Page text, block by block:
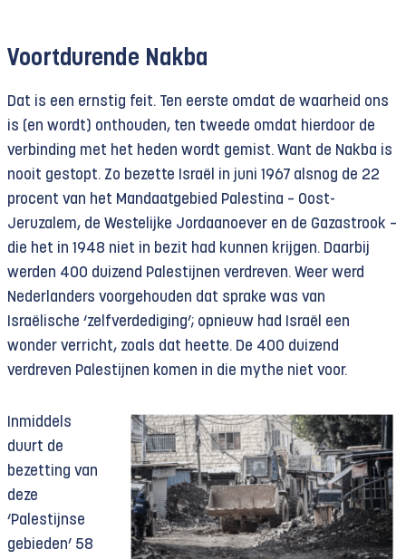
Voortdurende Nakba
Dat is een ernstig feit. Ten eerste omdat de waarheid ons
is (en wordt) onthouden, ten tweede omdat hierdoor de
verbinding met het heden wordt gemist. Want de Nakba is
nooit gestopt. Zo bezette Israël in juni 1967 alsnog de 22
procent van het Mandaatgebied Palestina – Oost-
Jeruzalem, de Westelijke Jordaanoever en de Gazastrook –
die het in 1948 niet in bezit had kunnen krijgen. Daarbij
werden 400 duizend Palestijnen verdreven. Weer werd
Nederlanders voorgehouden dat sprake was van
Israëlische ‘zelfverdediging’; opnieuw had Israël een
wonder verricht, zoals dat heette. De 400 duizend
verdreven Palestijnen komen in die mythe niet voor.
Inmiddels
duurt de
bezetting van
deze
‘Palestijnse
gebieden’ 58